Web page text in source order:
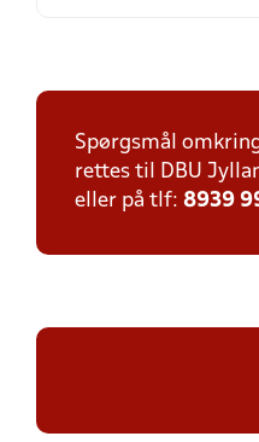
Spørgsmål
rettes til DBU
eller på tlf: 8939